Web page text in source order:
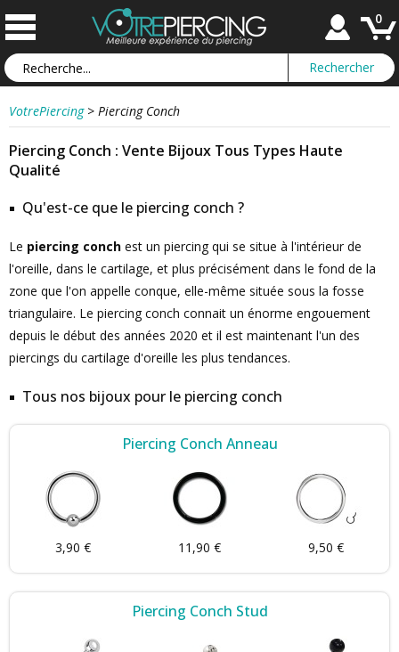
0
VotrePiercing > Piercing Conch
Piercing Conch : Vente Bijoux Tous Types Haute
Qualité
Qu'est-ce que le piercing conch ?
Le piercing conch est un piercing qui se situe à l'intérieur de
l'oreille, dans le cartilage, et plus précisément dans le fond de la
zone que l'on appelle conque, elle-même située sous la fosse
triangulaire. Le piercing conch connait un énorme engouement
depuis le début des années 2020 et il est maintenant l'un des
piercings du cartilage d'oreille les plus tendances.
Tous nos bijoux pour le piercing conch
Piercing Conch Anneau
3,90 € 11,90 € 9,50 €
Piercing Conch Stud